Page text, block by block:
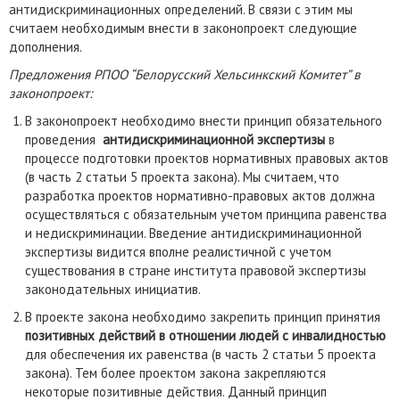
антидискриминационных определений. В связи с этим мы
считаем необходимым внести в законопроект следующие
дополнения.
Предложения РПОО “Белорусский Хельсинкский Комитет” в
законопроект:
В законопроект необходимо внести принцип обязательного
проведения антидискриминационной экспертизы в
процессе подготовки проектов нормативных правовых актов
(в часть 2 статьи 5 проекта закона). Мы считаем, что
разработка проектов нормативно-правовых актов должна
осуществляться с обязательным учетом принципа равенства
и недискриминации. Введение антидискриминационной
экспертизы видится вполне реалистичной с учетом
существования в стране института правовой экспертизы
законодательных инициатив.
В проекте закона необходимо закрепить принцип принятия
позитивных действий в отношении людей с инвалидностью
для обеспечения их равенства (в часть 2 статьи 5 проекта
закона). Тем более проектом закона закрепляются
некоторые позитивные действия. Данный принцип